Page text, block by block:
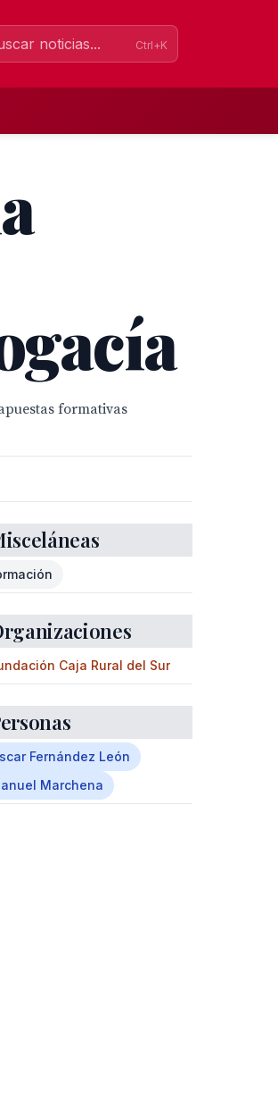
Ctrl+K
formativas
Caja Rural del Sur
Fernández León
Marchena